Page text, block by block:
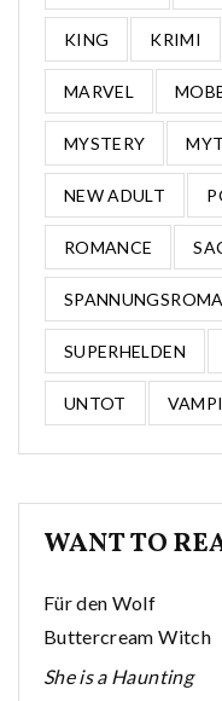
KING KRIMI
MARVEL
MYSTERY
NEW ADULT
ROMANCE
SUPERHELDEN
UNTOT
WANT TO
Für den Wolf
Buttercream Witch
She is a Haunting